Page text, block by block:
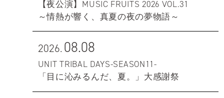
【夜公演】MUSIC FRUITS 2026 VOL.31
～情熱が響く、真夏の夜の夢物語～
2026.08.08
UNIT TRIBAL DAYS-SEASON11-
「目に沁みるんだ、夏。」大感謝祭